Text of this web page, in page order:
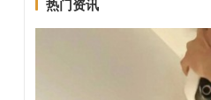
热门资讯